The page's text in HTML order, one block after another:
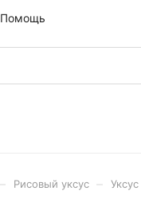
Помощь
Рисовый уксус